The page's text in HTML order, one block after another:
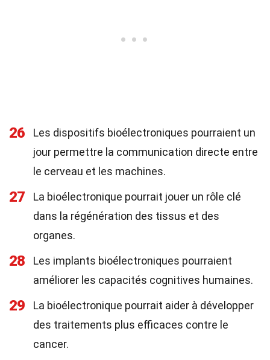
26
Les dispositifs bioélectroniques pourraient un
jour permettre la communication directe entre
le cerveau et les machines.
27
La bioélectronique pourrait jouer un rôle clé
dans la régénération des tissus et des
organes.
28
Les implants bioélectroniques pourraient
améliorer les capacités cognitives humaines.
29
La bioélectronique pourrait aider à développer
des traitements plus efficaces contre le
cancer.